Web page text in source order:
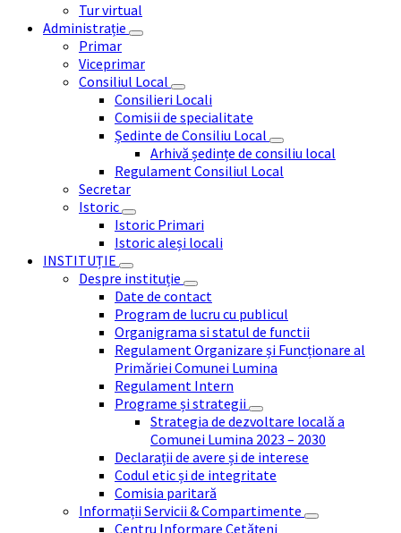
Tur virtual
Administrație
Primar
Viceprimar
Consiliul Local
Consilieri Locali
Comisii de specialitate
Ședinte de Consiliu Local
Arhivă ședințe de consiliu local
Regulament Consiliul Local
Secretar
Istoric
Istoric Primari
Istoric aleși locali
INSTITUȚIE
Despre instituție
Date de contact
Program de lucru cu publicul
Organigrama si statul de functii
Regulament Organizare și Funcționare al
Primăriei Comunei Lumina
Regulament Intern
Programe și strategii
Strategia de dezvoltare locală a
Comunei Lumina 2023 – 2030
Declarații de avere și de interese
Codul etic și de integritate
Comisia paritară
Informații Servicii & Compartimente
Centru Informare Cetățeni